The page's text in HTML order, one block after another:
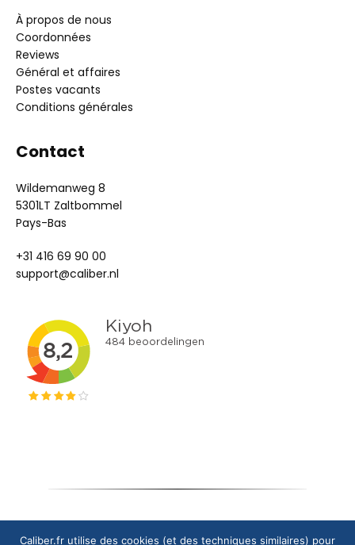
À propos de nous
Coordonnées
Reviews
Général et affaires
Postes vacants
Conditions générales
Contact
Wildemanweg 8
5301LT Zaltbommel
Pays-Bas
+31 416 69 90 00
support@caliber.nl
Copyright © 2024 Caliber Europe B.V.
Caliber.fr utilise des cookies (et des techniques similaires) pour